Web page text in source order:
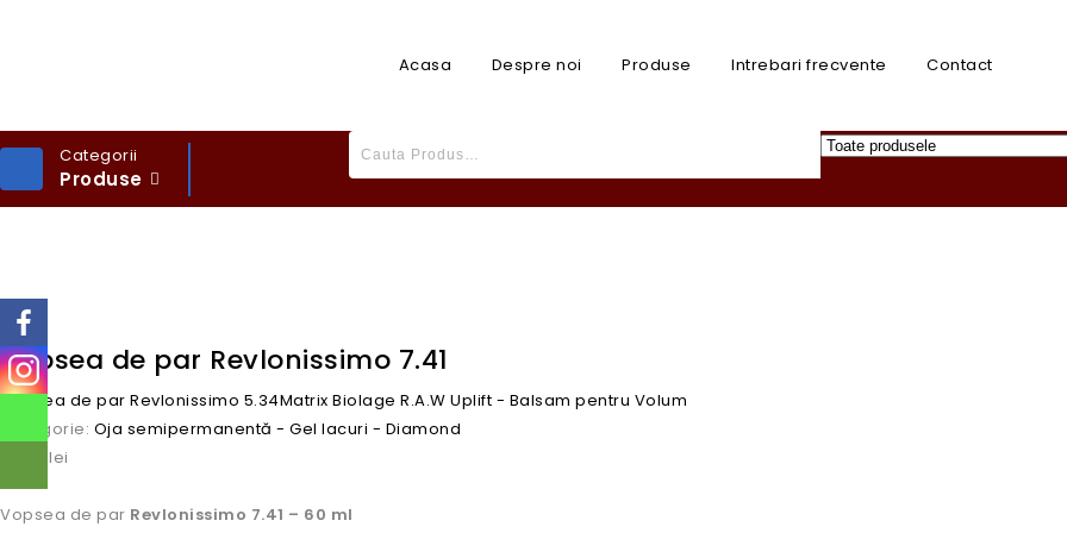
Acasa Despre noi Produse Intrebari frecvente Contact
Categorii
Produse
Vopsea de par Revlonissimo 7.41
Vopsea de par Revlonissimo 5.34Matrix Biolage R.A.W Uplift - Balsam pentru Volum
Categorie: Oja semipermanentă - Gel lacuri - Diamond
lei
Vopsea de par Revlonissimo 7.41 – 60 ml